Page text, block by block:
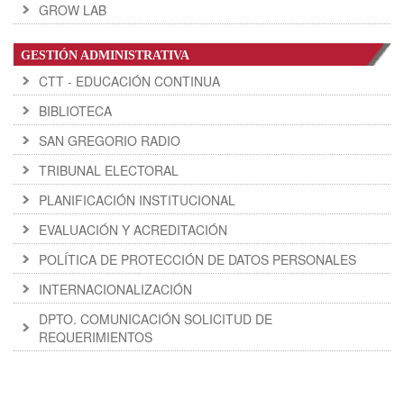
GROW LAB
GESTIÓN ADMINISTRATIVA
CTT - EDUCACIÓN CONTINUA
BIBLIOTECA
SAN GREGORIO RADIO
TRIBUNAL ELECTORAL
PLANIFICACIÓN INSTITUCIONAL
EVALUACIÓN Y ACREDITACIÓN
POLÍTICA DE PROTECCIÓN DE DATOS PERSONALES
INTERNACIONALIZACIÓN
DPTO. COMUNICACIÓN SOLICITUD DE
REQUERIMIENTOS